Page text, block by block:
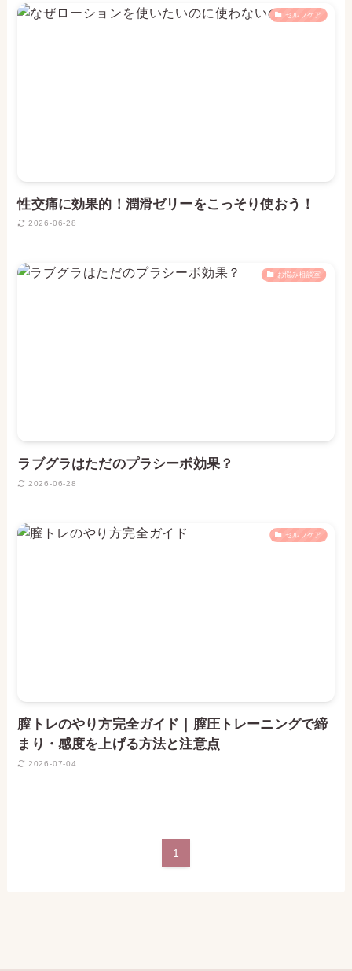
セルフケア
性交痛に効果的！潤滑ゼリーをこっそり使おう！
2026-06-28
お悩み相談室
ラブグラはただのプラシーボ効果？
2026-06-28
セルフケア
膣トレのやり方完全ガイド｜膣圧トレーニングで締
まり・感度を上げる方法と注意点
2026-07-04
1